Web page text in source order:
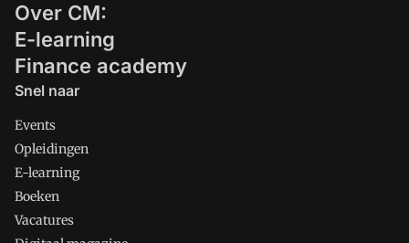
Over CM:
E-learning
Finance academy
Snel naar
Events
Opleidingen
E-learning
Boeken
Vacatures